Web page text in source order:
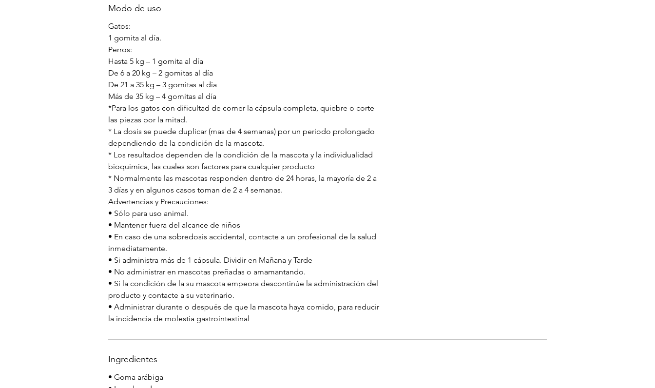
Modo de uso
Gatos:
1 gomita al día.
Perros:
Hasta 5 kg – 1 gomita al día
De 6 a 20 kg – 2 gomitas al día
De 21 a 35 kg – 3 gomitas al día
Más de 35 kg – 4 gomitas al día
*Para los gatos con dificultad de comer la cápsula completa, quiebre o corte
las piezas por la mitad.
* La dosis se puede duplicar (mas de 4 semanas) por un periodo prolongado
dependiendo de la condición de la mascota.
* Los resultados dependen de la condición de la mascota y la individualidad
bioquímica, las cuales son factores para cualquier producto
* Normalmente las mascotas responden dentro de 24 horas, la mayoría de 2 a
3 días y en algunos casos toman de 2 a 4 semanas.
Advertencias y Precauciones:
• Sólo para uso animal.
• Mantener fuera del alcance de niños
• En caso de una sobredosis accidental, contacte a un profesional de la salud
inmediatamente.
• Si administra más de 1 cápsula. Dividir en Mañana y Tarde
• No administrar en mascotas preñadas o amamantando.
• Si la condición de la su mascota empeora descontinúe la administración del
producto y contacte a su veterinario.
• Administrar durante o después de que la mascota haya comido, para reducir
la incidencia de molestia gastrointestinal
Ingredientes
• Goma arábiga